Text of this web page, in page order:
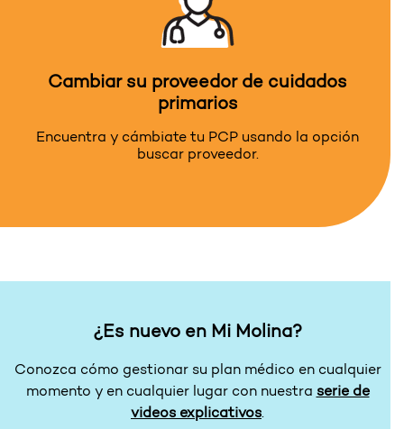
Cambiar su proveedor de cuidados
primarios
Encuentra y cámbiate tu PCP usando la opción
buscar proveedor.
¿Es nuevo en Mi Molina?
Conozca cómo gestionar su plan médico en cualquier
momento y en cualquier lugar con nuestra serie de
videos explicativos.